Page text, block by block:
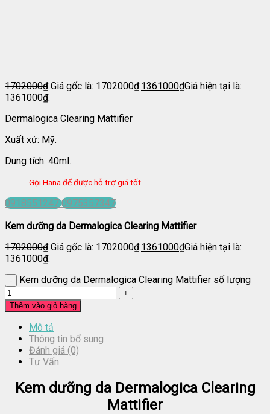
1702000₫ Giá gốc là: 1702000₫.1361000₫Giá hiện tại là:
1361000₫.
Dermalogica Clearing Mattifier
Xuất xứ: Mỹ.
Dung tích: 40ml.
Gọi Hana để được hỗ trợ giá tốt
0918551247 0975357347
Kem dưỡng da Dermalogica Clearing Mattifier
1702000₫ Giá gốc là: 1702000₫.1361000₫Giá hiện tại là:
1361000₫.
Kem dưỡng da Dermalogica Clearing Mattifier số lượng
Thêm vào giỏ hàng
Mô tả
Thông tin bổ sung
Đánh giá (0)
Tư Vấn
Kem dưỡng da Dermalogica Clearing
Mattifier